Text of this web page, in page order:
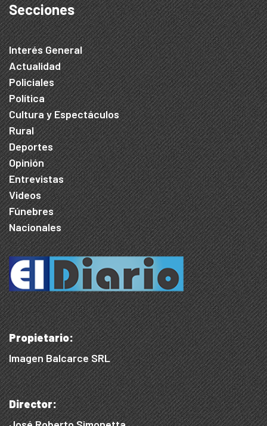
Secciones
Interés General
Actualidad
Policiales
Política
Cultura y Espectáculos
Rural
Deportes
Opinión
Entrevistas
Videos
Fúnebres
Nacionales
Propietario:
Imagen Balcarce SRL
Director: